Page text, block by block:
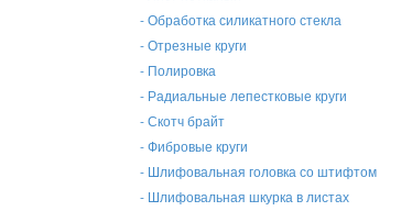
- Обработка силикатного стекла
- Отрезные круги
- Полировка
- Радиальные лепестковые круги
- Скотч брайт
- Фибровые круги
- Шлифовальная головка со штифтом
- Шлифовальная шкурка в листах